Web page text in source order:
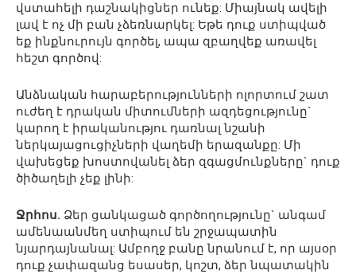
վստահելի դաշնակիցներ ունեք: Միայնակ ավելի
լավ է ոչ մի բան չձեռնարկել: Եթե դուք ստիպված
եք ինքնուրույն գործել, ապա զբաղվեք առավել
հեշտ գործով:
Անձնական հարաբերությունների ոլորտում շատ
ուժեղ է դրական միտումների ազդեցությունը`
կարող է իրականությու դառնալ նշանի
ներկայացուցիչների վաղեմի երազանքը: Մի
վախեցեք խոստովանել ձեր զգացմունքները` դուք
ծիծաղելի չեք լինի:
Ջրհոս. Ձեր ցանկացած գործողությունը` անգամ
ամենաանմեղ ստիպում են շրջապատին
նյարդայնանալ: Ամբողջ բանը նրանում է, որ այսօր
դուք չափազանց եսասեր, կոշտ, ձեր նպատակին